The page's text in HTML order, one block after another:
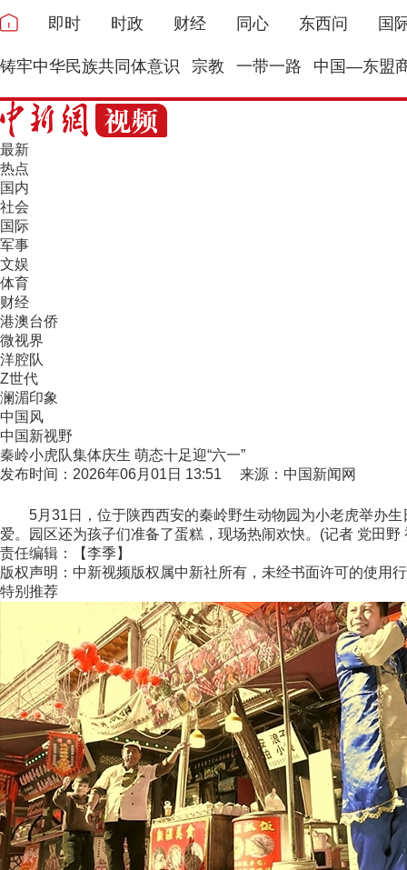
即时 时政 财经 同心 东西问 国
铸牢中华民族共同体意识 宗教 一带一路 中国—东盟
最新
热点
国内
社会
国际
军事
文娱
体育
财经
港澳台侨
微视界
洋腔队
Z世代
澜湄印象
中国风
中国新视野
秦岭小虎队集体庆生 萌态十足迎“六一”
发布时间：2026年06月01日 13:51 来源：中国新闻网
5月31日，位于陕西西安的秦岭野生动物园为小老虎举办生
爱。园区还为孩子们准备了蛋糕，现场热闹欢快。(记者 党田野
责任编辑：【李季】
版权声明：中新视频版权属中新社所有，未经书面许可的使用
特别推荐